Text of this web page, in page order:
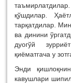
қўшдилар.
тарқатдилар.
ва динини
дуогўй
қиёматгача у
Энди
кавушлари